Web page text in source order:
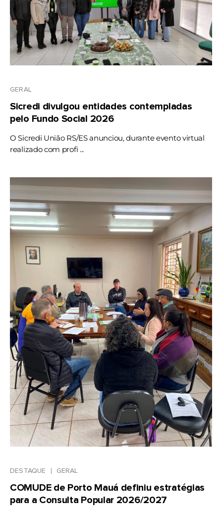
GERAL
Sicredi divulgou entidades contempladas
pelo Fundo Social 2026
O Sicredi União RS/ES anunciou, durante evento virtual
realizado com profi ...
DESTAQUE GERAL
COMUDE de Porto Mauá definiu estratégias
para a Consulta Popular 2026/2027